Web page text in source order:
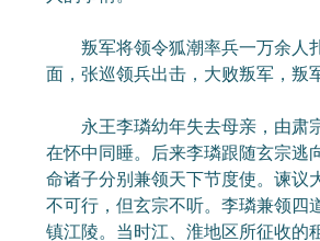
叛军将领令狐潮率兵一万余人
面，张巡领兵出击，大败叛军，叛
永王李璘幼年失去母亲，由肃
在怀中同睡。后来李璘跟随玄宗逃
命诸子分别兼领天下节度使。谏议
不可行，但玄宗不听。李璘兼领四
镇江陵。当时江、淮地区所征收的